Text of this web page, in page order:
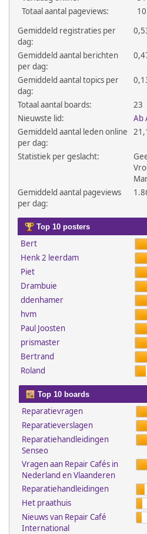
Totaal aantal pageviews:
Gemiddeld registraties per
dag:
Gemiddeld aantal berichten
per dag:
Gemiddeld aantal topics per
dag:
Totaal aantal boards:
23
Nieuwste lid:
Ab
Gemiddeld aantal leden online
per dag:
Statistiek per geslacht:
Gemiddeld aantal pageviews
per dag:
Top 10 posters
Bert
Henk 2 leerdam
Piet
Drambuie
ddenhamer
hvm
Paul Joosten
prismaster
Bertrand
Roland
Top 10 boards
Reparatievragen
Reparatieverslagen
Reparatiehandleidingen
Senseo
Vragen aan Repair Cafés in
Nederland en Vlaanderen
Reparatiehandleidingen
Het praathuis
Nieuws van Repair Café
International